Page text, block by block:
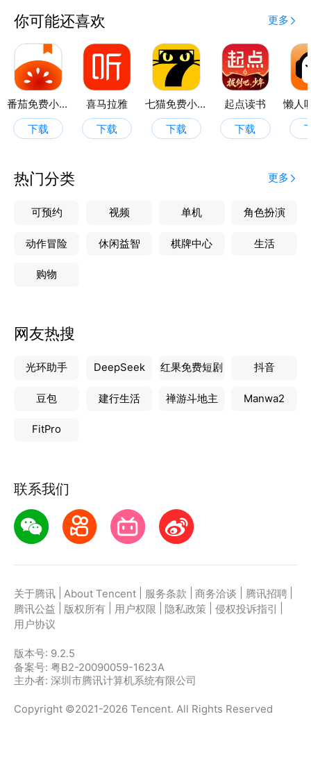
你可能还喜欢 更多
番茄免费小说
下载
喜马拉雅
下载
七猫免费小说
下载
起点读书
下载
热门分类 更多
可预约 视频 单机 角色扮演
动作冒险 休闲益智 棋牌中心 生活
购物
网友热搜
光环助手 DeepSeek 红果免费短剧 抖音
豆包 建行生活 禅游斗地主 Manwa2
FitPro
联系我们
关于腾讯 About Tencent 服务条款 商务洽谈 腾讯招聘
腾讯公益
版权所有 用户权限 隐私政策 侵权投诉指引
用户协议
版本号: 9.2.5
备案号: 粤B2-20090059-1623A
主办者: 深圳市腾讯计算机系统有限公司
Copyright ©2021-2026 Tencent. All Rights Reserved